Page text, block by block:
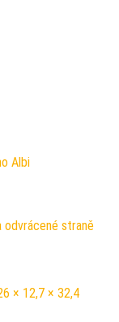
Albi
odvrácené straně
× 12,7 × 32,4